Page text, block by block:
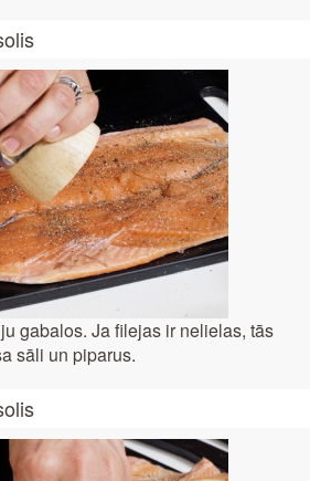
gabalos. Ja filejas ir nelielas, tās
sāli un piparus.